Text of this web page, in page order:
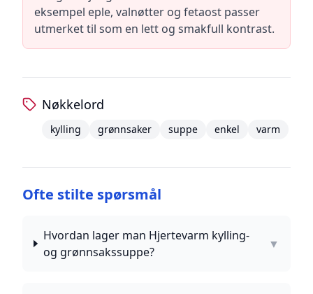
eksempel eple, valnøtter og fetaost passer
utmerket til som en lett og smakfull kontrast.
Nøkkelord
kylling grønnsaker suppe enkel varm
Ofte stilte spørsmål
Hvordan lager man Hjertevarm kylling-
og grønnsakssuppe?
▼